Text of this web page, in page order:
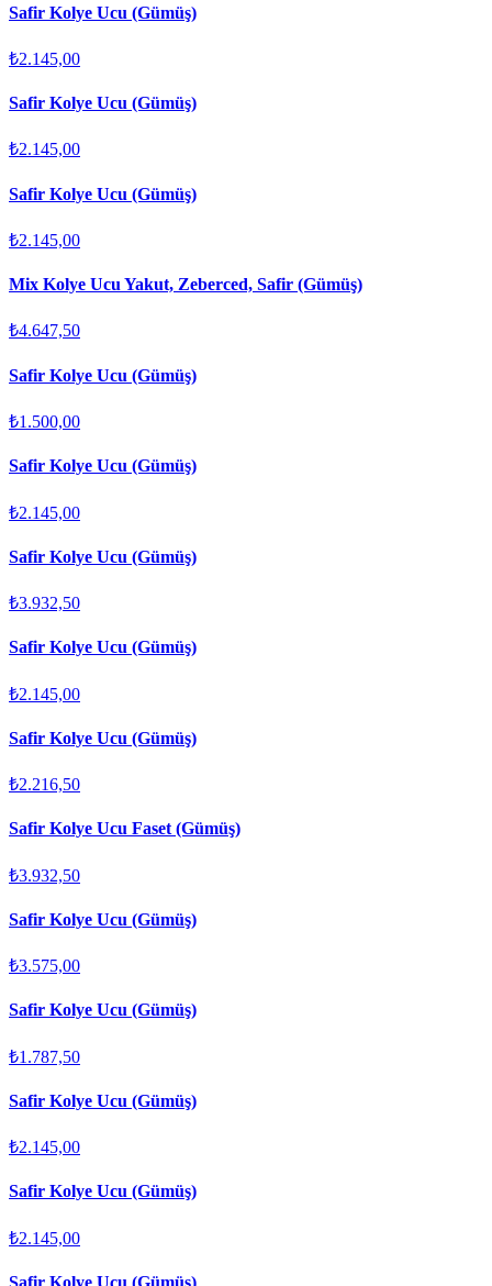
Safir Kolye Ucu (Gümüş)
₺2.145,00
Safir Kolye Ucu (Gümüş)
₺2.145,00
Safir Kolye Ucu (Gümüş)
₺2.145,00
Mix Kolye Ucu Yakut, Zeberced, Safir (Gümüş)
₺4.647,50
Safir Kolye Ucu (Gümüş)
₺1.500,00
Safir Kolye Ucu (Gümüş)
₺2.145,00
Safir Kolye Ucu (Gümüş)
₺3.932,50
Safir Kolye Ucu (Gümüş)
₺2.145,00
Safir Kolye Ucu (Gümüş)
₺2.216,50
Safir Kolye Ucu Faset (Gümüş)
₺3.932,50
Safir Kolye Ucu (Gümüş)
₺3.575,00
Safir Kolye Ucu (Gümüş)
₺1.787,50
Safir Kolye Ucu (Gümüş)
₺2.145,00
Safir Kolye Ucu (Gümüş)
₺2.145,00
Safir Kolye Ucu (Gümüş)